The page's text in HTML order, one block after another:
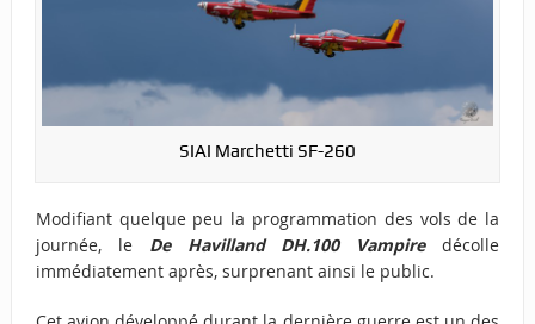
SIAI Marchetti SF-260
Modifiant quelque peu la programmation des vols de la
journée, le De Havilland DH.100 Vampiredécolle
immédiatement après, surprenant ainsi le public.